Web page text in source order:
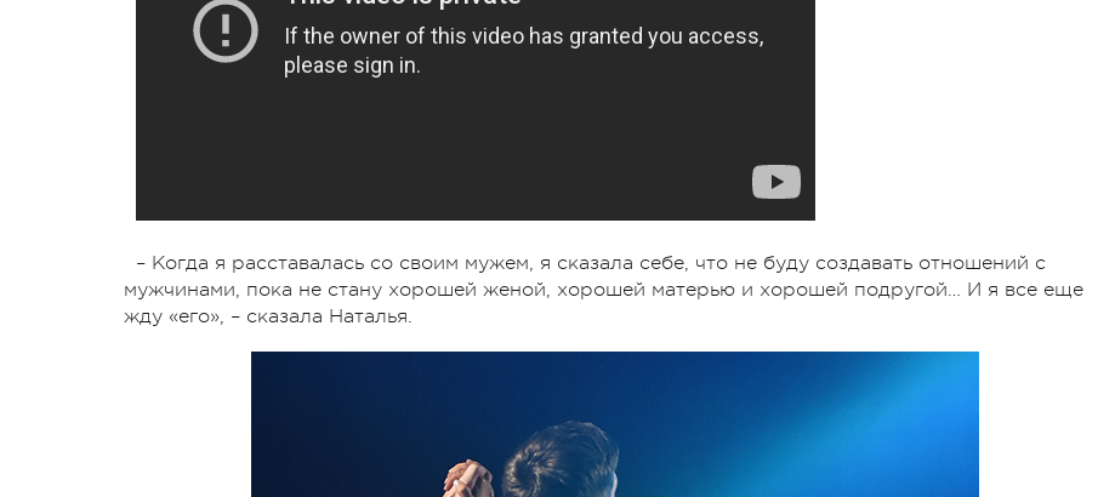
– Когда я расставалась со своим мужем, я сказала себе, что не буду создавать отношений с
мужчинами, пока не стану хорошей женой, хорошей матерью и хорошей подругой… И я все еще
жду «его», – сказала Наталья.